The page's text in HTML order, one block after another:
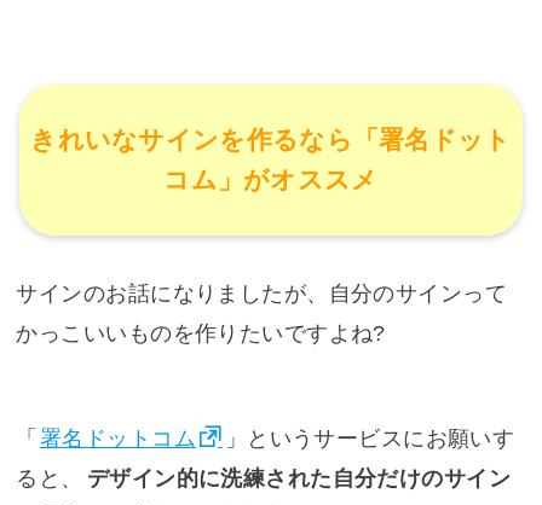
きれいなサインを作るなら「署名ドット
コム」がオススメ
サインのお話になりましたが、自分のサインって
かっこいいものを作りたいですよね?
「 署名ドットコム
」というサービスにお願いす
ると、
デザイン的に洗練された自分だけのサイン